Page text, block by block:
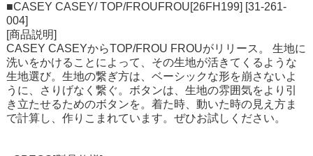
■CASEY CASEY/ TOP/FROUFROU[26FH199] [31-261-
004]
[商品説明]
CASEY CASEYからTOP/FROU FROUがリリース。 生地に
洗いをかけることによって、その生地が活きてくるような
生地選び。生地の繋ぎ方は、ベーシックな形を崩さないよ
うに、さりげなく繋ぐ。ボタンは、生地の雰囲気をより引
き立たせるためのボタンを。着た時、動いた時の見え方ま
で計算し、作りこまれています。ぜひお試しください。